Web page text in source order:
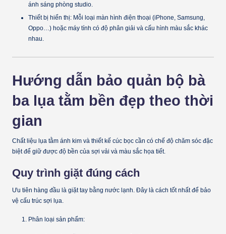
ánh sáng phòng studio.
Thiết bị hiển thị: Mỗi loại màn hình điện thoại (iPhone, Samsung,
Oppo…) hoặc máy tính có độ phân giải và cấu hình màu sắc khác
nhau.
Hướng dẫn bảo quản bộ bà
ba lụa tằm bền đẹp theo thời
gian
Chất liệu lụa tằm ánh kim và thiết kế cúc bọc cần có chế độ chăm sóc đặc
biệt để giữ được độ bền của sợi vải và màu sắc họa tiết.
Quy trình giặt đúng cách
Ưu tiên hàng đầu là giặt tay bằng nước lạnh. Đây là cách tốt nhất để bảo
vệ cấu trúc sợi lụa.
Phân loại sản phẩm: